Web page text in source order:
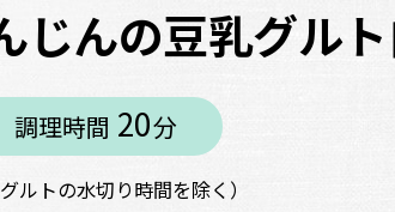
じんの豆乳グル
調理時間 20分
ルトの水切り時間を除く